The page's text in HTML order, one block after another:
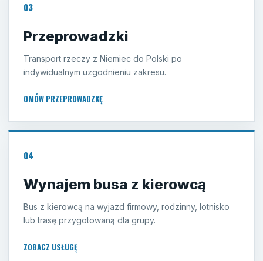
03
Przeprowadzki
Transport rzeczy z Niemiec do Polski po
indywidualnym uzgodnieniu zakresu.
OMÓW PRZEPROWADZKĘ
04
Wynajem busa z kierowcą
Bus z kierowcą na wyjazd firmowy, rodzinny, lotnisko
lub trasę przygotowaną dla grupy.
ZOBACZ USŁUGĘ